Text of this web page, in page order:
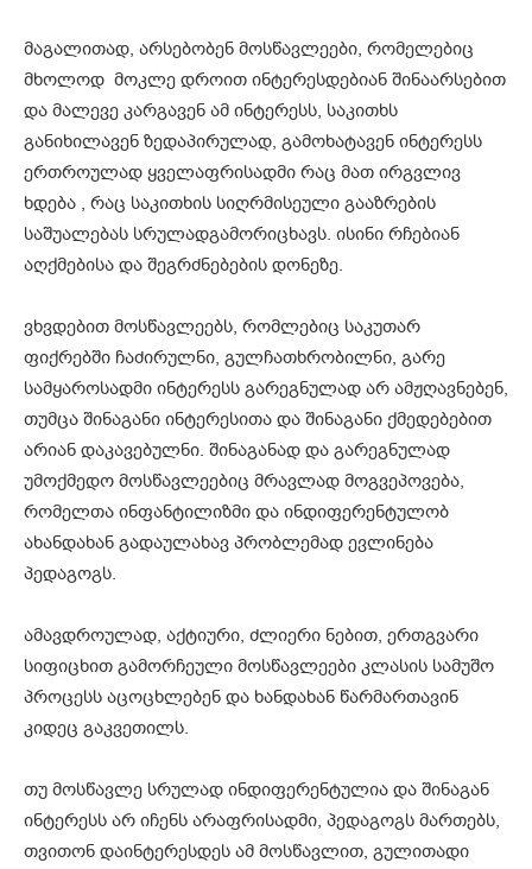
მაგალითად, არსებობენ მოსწავლეები, რომელებიც
მხოლოდ მოკლე დროით ინტერესდებიან შინაარსებით
და მალევე კარგავენ ამ ინტერესს, საკითხს
განიხილავენ ზედაპირულად, გამოხატავენ ინტერესს
ერთროულად ყველაფრისადმი რაც მათ ირგვლივ
ხდება , რაც საკითხის სიღრმისეული გააზრების
საშუალებას სრულადგამორიცხავს. ისინი რჩებიან
აღქმებისა და შეგრძნებების დონეზე.
ვხვდებით მოსწავლეებს, რომლებიც საკუთარ
ფიქრებში ჩაძირულნი, გულჩათხრობილნი, გარე
სამყაროსადმი ინტერესს გარეგნულად არ ამჟღავნებენ,
თუმცა შინაგანი ინტერესითა და შინაგანი ქმედებებით
არიან დაკავებულნი. შინაგანად და გარეგნულად
უმოქმედო მოსწავლეებიც მრავლად მოგვეპოვება,
რომელთა ინფანტილიზმი და ინდიფერენტულობ
ახანდახან გადაულახავ პრობლემად ევლინება
პედაგოგს.
ამავდროულად, აქტიური, ძლიერი ნებით, ერთგვარი
სიფიცხით გამორჩეული მოსწავლეები კლასის სამუშო
პროცესს აცოცხლებენ და ხანდახან წარმართავინ
კიდეც გაკვეთილს.
თუ მოსწავლე სრულად ინდიფერენტულია და შინაგან
ინტერესს არ იჩენს არაფრისადმი, პედაგოგს მართებს,
თვითონ დაინტერესდეს ამ მოსწავლით, გულითადი